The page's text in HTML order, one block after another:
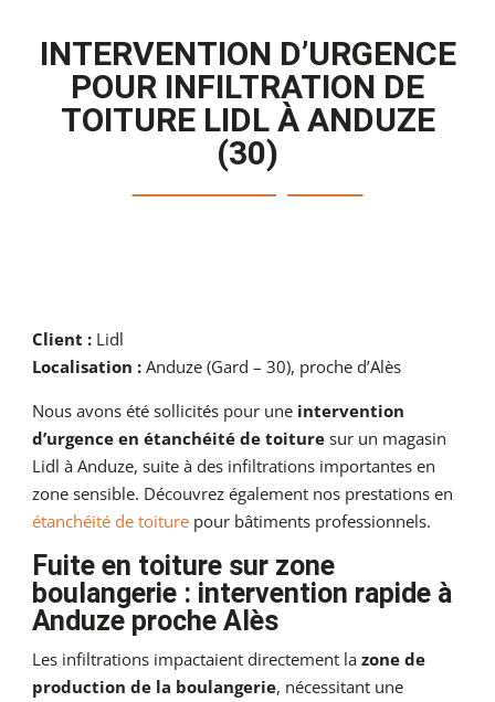
INTERVENTION D’URGENCE
POUR INFILTRATION DE
TOITURE LIDL À ANDUZE
(30)
Client : Lidl
Localisation : Anduze (Gard – 30), proche d’Alès
Nous avons été sollicités pour une intervention
d’urgence en étanchéité de toiture sur un magasin
Lidl à Anduze, suite à des infiltrations importantes en
zone sensible. Découvrez également nos prestations en
étanchéité de toiture pour bâtiments professionnels.
Fuite en toiture sur zone
boulangerie : intervention rapide à
Anduze proche Alès
Les infiltrations impactaient directement lazone de
production de la boulangerie, nécessitant une